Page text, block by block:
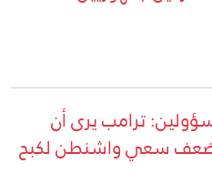
ترامب يرى أن
تضعف سعي واشنطن لكبح